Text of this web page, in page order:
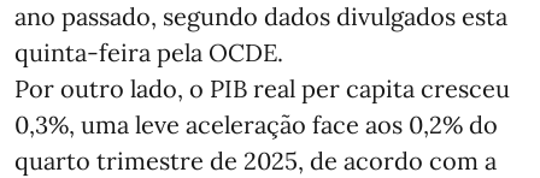
ano passado, segundo dados divulgados esta
quinta-feira pela OCDE.
Por outro lado, o PIB real per capita cresceu
0,3%, uma leve aceleração face aos 0,2% do
quarto trimestre de 2025, de acordo com a